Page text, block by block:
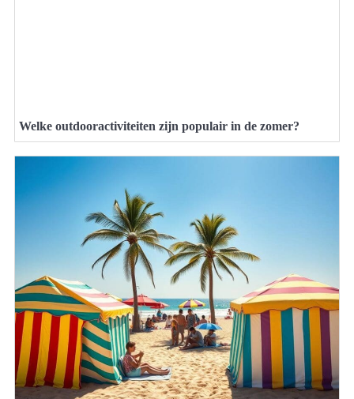
Welke outdooractiviteiten zijn populair in de zomer?